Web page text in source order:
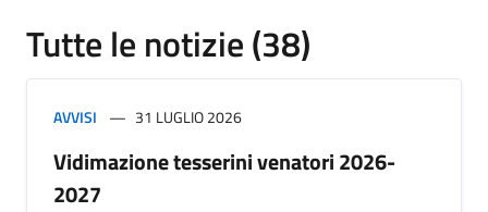
Tutte le notizie (38)
AVVISI 31 LUGLIO 2026
Vidimazione tesserini venatori 2026-
2027